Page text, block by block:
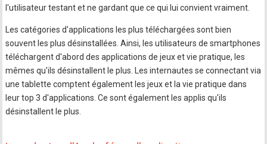
l'utilisateur testant et ne gardant que ce qui lui convient vraiment.
Les catégories d'applications les plus téléchargées sont bien
souvent les plus désinstallées. Ainsi, les utilisateurs de smartphones
téléchargent d'abord des applications de jeux et vie pratique, les
mêmes qu'ils désinstallent le plus. Les internautes se connectant via
une tablette comptent également les jeux et la vie pratique dans
leur top 3 d'applications. Ce sont également les applis qu'ils
désinstallent le plus.